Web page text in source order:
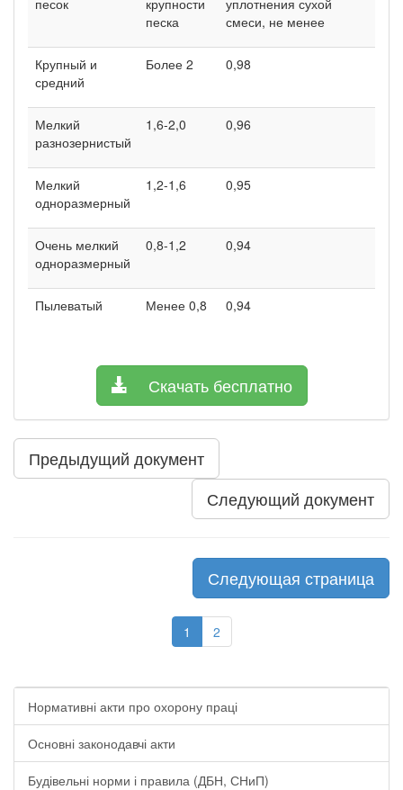
песка
смеси, не менее
Крупный и
средний
Более 2 0,98
Мелкий
разнозернистый
1,6-2,0 0,96
Мелкий
одноразмерный
1,2-1,6 0,95
Очень мелкий
одноразмерный
0,8-1,2 0,94
Пылеватый Менее 0,8 0,94
Скачать бесплатно
Предыдущий документ
Следующий документ
Следующая страница
1 2
Нормативні акти про охорону праці
Основні законодавчі акти
Будівельні норми і правила (ДБН, СНиП)